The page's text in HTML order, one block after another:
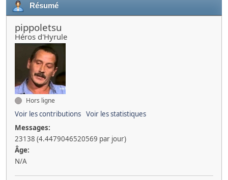
Résumé
pippoletsu
Héros d'Hyrule
Hors ligne
Voir les contributions Voir les statistiques
Messages:
23138 (4.4479046520569 par jour)
Âge:
N/A